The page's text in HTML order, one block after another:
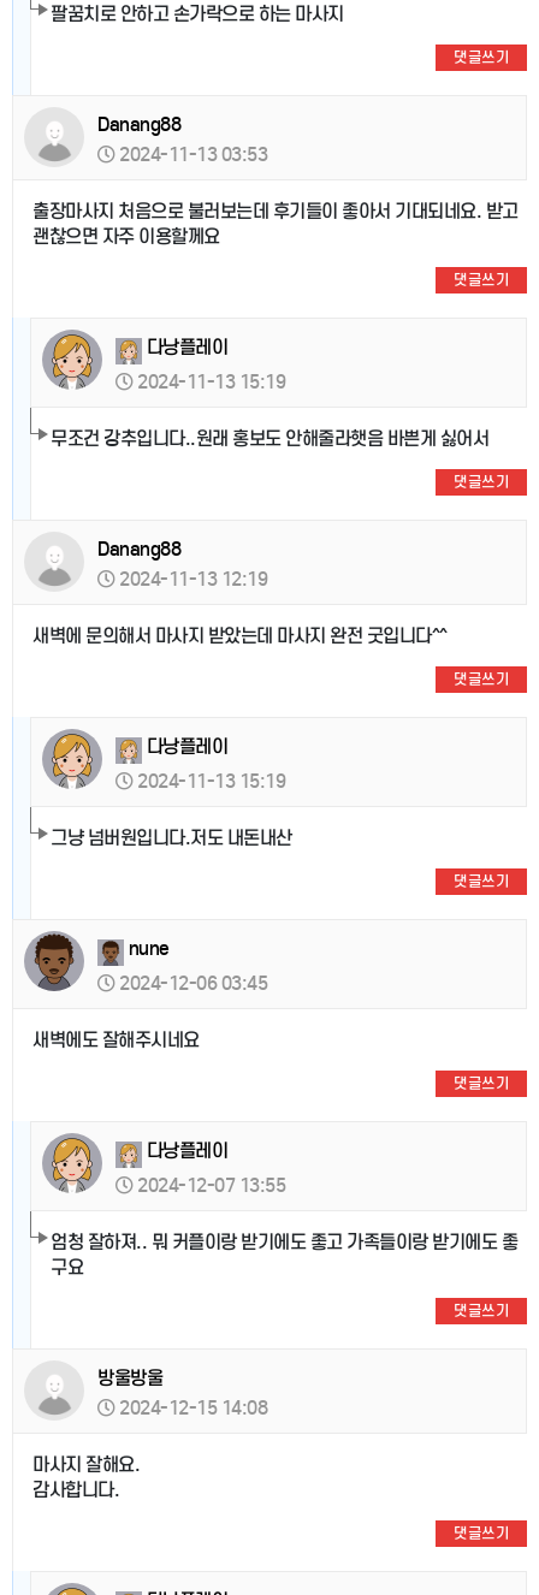
팔꿈치로 안하고 손가락으로 하는 마사지
댓글쓰기
Danang88
2024-11-13 03:53
출장마사지 처음으로 불러보는데 후기들이 좋아서 기대되네요. 받고
괜찮으면 자주 이용할께요
댓글쓰기
다낭플레이
2024-11-13 15:19
무조건 강추입니다..원래 홍보도 안해줄라햇음 바쁜게 싫어서
댓글쓰기
Danang88
2024-11-13 12:19
새벽에 문의해서 마사지 받았는데 마사지 완전 굿입니다^^
댓글쓰기
다낭플레이
2024-11-13 15:19
그냥 넘버원입니다.저도 내돈내산
댓글쓰기
nune
2024-12-06 03:45
새벽에도 잘해주시네요
댓글쓰기
다낭플레이
2024-12-07 13:55
엄청 잘하져.. 뭐 커플이랑 받기에도 좋고 가족들이랑 받기에도 좋
구요
댓글쓰기
방울방울
2024-12-15 14:08
마사지 잘해요.
감사합니다.
댓글쓰기